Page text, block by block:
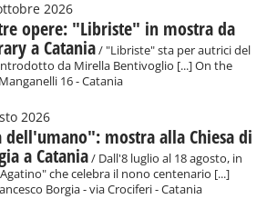
2026
opere: "Libriste" in mostra da
a Catania/ "Libriste" sta per autrici del
da Mirella Bentivoglio [...] On the
16 - Catania
2026
dell'umano": mostra alla Chiesa di
a Catania/ Dall'8 luglio al 18 agosto, in
che celebra il nono centenario [...]
Borgia - via Crociferi - Catania